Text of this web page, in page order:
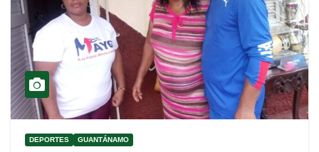
DEPORTES GUANTÁNAMO